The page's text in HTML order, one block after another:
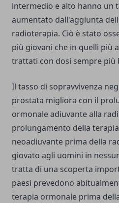
intermedio e alto hanno un
aumentato dall'aggiunta
radioterapia. Ciò è stato
più giovani che in quelli più
trattati con dosi sempre più
Il tasso di sopravvivenza
prostata migliora con il
ormonale adiuvante alla
prolungamento della
neoadiuvante prima della
giovato agli uomini in
tratta di una scoperta
paesi prevedono
terapia ormonale prima